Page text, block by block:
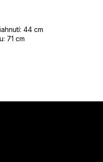
44 cm
71 cm